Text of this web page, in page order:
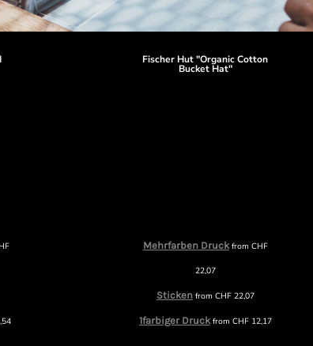
Fischer Hut "Organic Cotton
Bucket Hat"
Mehrfarben Druckfrom CHF
22,07
Stickenfrom CHF22,07
1farbiger Druckfrom CHF12,17